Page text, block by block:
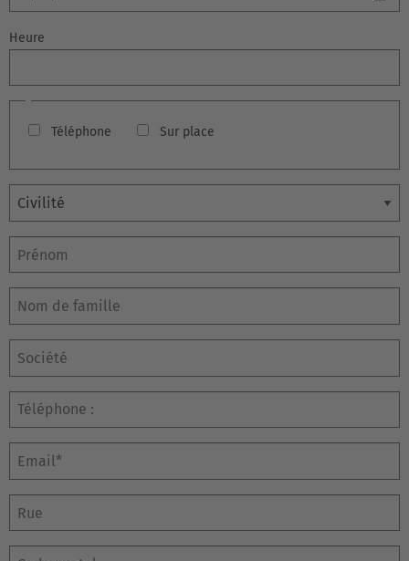
EUROPE
Heure
par Téléphone Sur place
Civilité
Prénom
Nom de famille
Société
Email
Rue
Code postal